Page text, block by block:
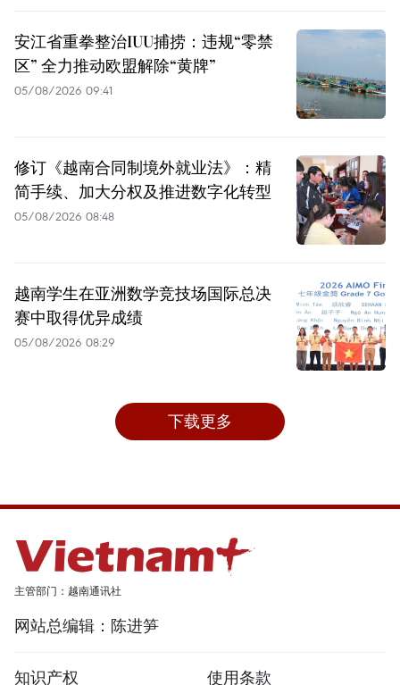
安江省重拳整治IUU捕捞：违规“零禁
区” 全力推动欧盟解除“黄牌”
05/08/2026 09:41
修订《越南合同制境外就业法》：精
简手续、加大分权及推进数字化转型
05/08/2026 08:48
越南学生在亚洲数学竞技场国际总决
赛中取得优异成绩
05/08/2026 08:29
下载更多
主管部门：越南通讯社
网站总编辑：陈进笋
知识产权 使用条款